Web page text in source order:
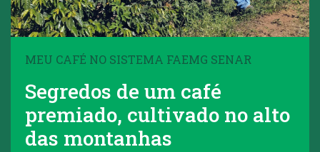
MEU CAFÉ NO SISTEMA FAEMG SENAR
Segredos de um café
premiado, cultivado no alto
das montanhas